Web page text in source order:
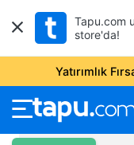
Tapu.com
store'da!
Yatırımlık